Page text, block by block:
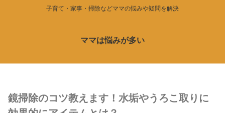
子育て・家事・掃除などママの悩みや疑問を解決
ママは悩みが多い
鏡掃除のコツ教えます！水垢やうろこ取りに